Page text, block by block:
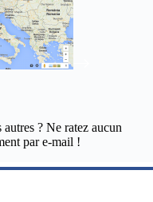
? Ne ratez aucun
par e-mail !